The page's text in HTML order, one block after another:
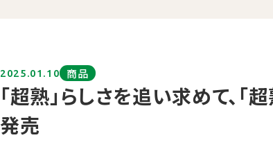
「超熟」らしさを追い求めて、
発売
2025.01.10 商品